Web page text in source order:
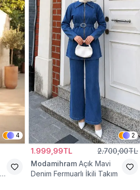
4 2
1.999,99TL 2.700,00TL
Modamihram Açık Mavi
Denim Fermuarlı İkili Takım